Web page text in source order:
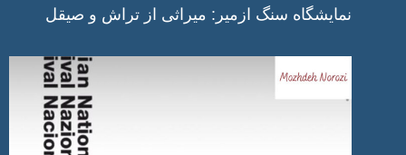
نمایشگاه سنگ ازمیر: میراثی از تراش و صیقل